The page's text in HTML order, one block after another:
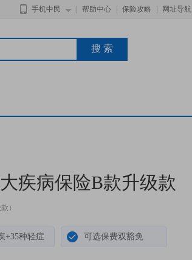
手机中民 帮助中心 保险攻略 网址导航
搜 索
疾病保险B款升级款
）
+35种轻症 可选保费双豁免